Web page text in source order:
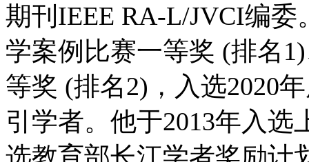
期刊IEEE RA-L/JVCI编
学案例比赛一等奖 (排名
等奖 (排名2)，入选2020
引学者。他于2013年入选